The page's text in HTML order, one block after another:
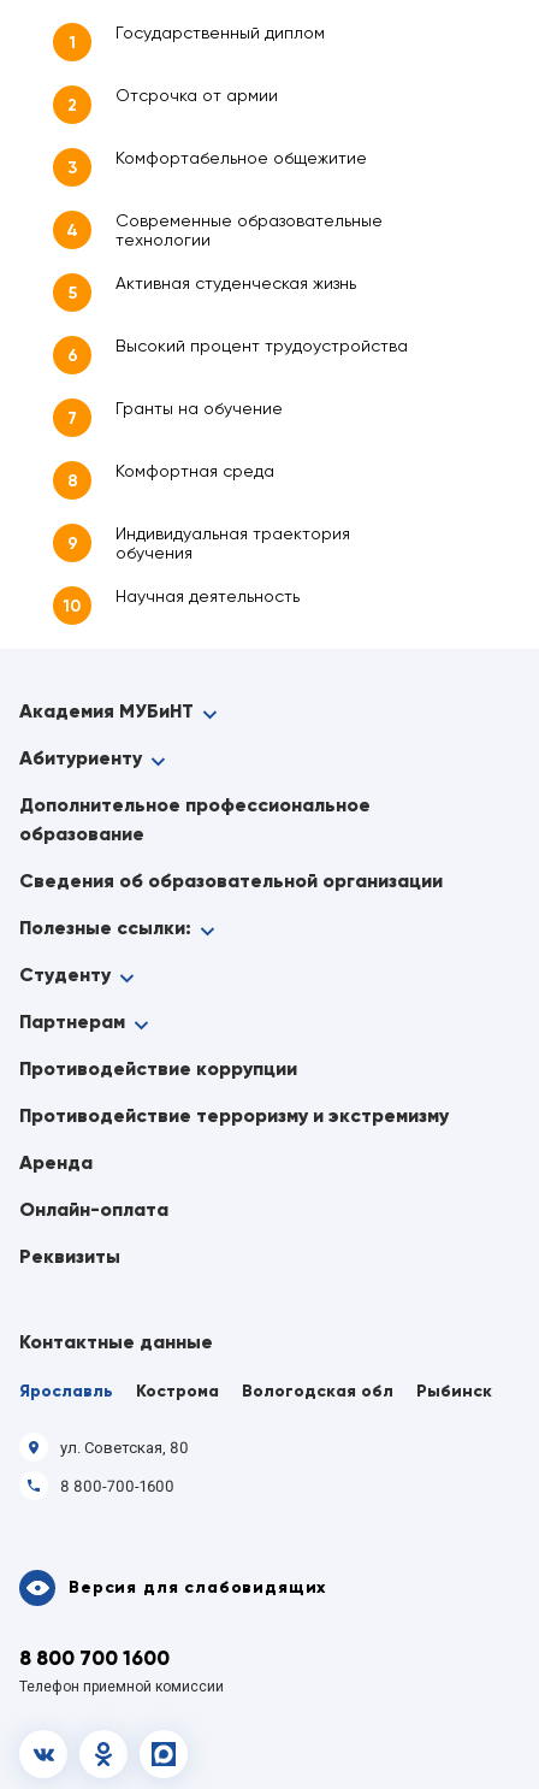
1 Государственный диплом
2 Отсрочка от армии
3 Комфортабельное общежитие
4
Современные образовательные
технологии
5 Активная студенческая жизнь
6 Высокий процент трудоустройства
7 Гранты на обучение
8 Комфортная среда
9
Индивидуальная траектория
обучения
10 Научная деятельность
Академия МУБиНТ
Абитуриенту
Дополнительное профессиональное
образование
Сведения об образовательной организации
Полезные ссылки:
Версия для слабовидящих
8 800 700 1600
Телефон приемной комиссии
vk.com
Студенту
Партнерам
Противодействие коррупции
Противодействие терроризму и экстремизму
Аренда
Онлайн-оплата
Реквизиты
Контактные данные
Ярославль Кострома Вологодская обл Рыбинск
ул. Советская, 80
8 800-700-1600